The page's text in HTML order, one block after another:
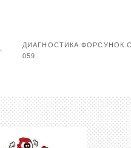
ДИАГНОСТИКА ФОРСУНОК
059